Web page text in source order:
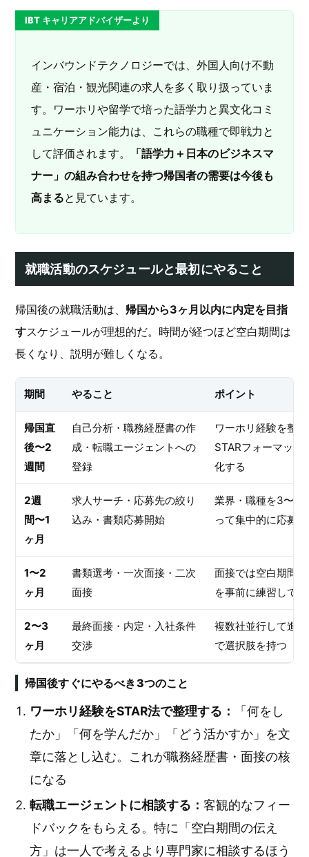
IBT キャリアアドバイザーより
インバウンドテクノロジーでは、外国人向け不動
産・宿泊・観光関連の求人を多く取り扱っていま
す。ワーホリや留学で培った語学力と異文化コミ
ュニケーション能力は、これらの職種で即戦力と
して評価されます。
「語学力＋日本のビジネスマ
ナー」の組み合わせを持つ帰国者の需要は今後も
高まると見ています。
就職活動のスケジュールと最初にやること
帰国後の就職活動は、 帰国から3ヶ月以内に内定を目指
すスケジュールが理想的だ。時間が経つほど空白期間は
長くなり、説明が難しくなる。
期間 やること ポイント
帰国直
後〜2
週間
自己分析・職務経歴書の作
成・転職エージェントへの
登録
ワーホリ経験を整
STARフォーマット
化する
2週
間〜1
ヶ月
求人サーチ・応募先の絞り
込み・書類応募開始
業界・職種を3〜5
って集中的に応募
1〜2
ヶ月
書類選考・一次面接・二次
面接
面接では空白期間
を事前に練習して
2〜3
ヶ月
最終面接・内定・入社条件
交渉
複数社並行して進
で選択肢を持つ
帰国後すぐにやるべき3つのこと
ワーホリ経験をSTAR法で整理する：
「何をし
たか」「何を学んだか」「どう活かすか」を文
章に落とし込む。これが職務経歴書・面接の核
になる
転職エージェントに相談する： 客観的なフィー
ドバックをもらえる。特に「空白期間の伝え
方」は一人で考えるより専門家に相談するほう